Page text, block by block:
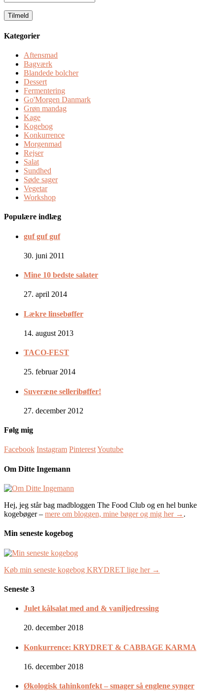
Kategorier
Aftensmad
Bagværk
Blandede bolcher
Dessert
Fermentering
Go'Morgen Danmark
Grøn mandag
Kage
Kogebog
Konkurrence
Morgenmad
Rejser
Salat
Sundhed
Søde sager
Vegetar
Workshop
Populære indlæg
guf guf guf
30. juni 2011
Mine 10 bedste salater
27. april 2014
Lækre linsebøffer
14. august 2013
TACO-FEST
25. februar 2014
Suveræne selleribøffer!
27. december 2012
Følg mig
Facebook Instagram PinterestYoutube
Om Ditte Ingemann
Hej, jeg står bag madbloggen The Food Club og en hel bunke
kogebøger – mere om bloggen, mine bøger og mig her → .
Min seneste kogebog
Køb min seneste kogebog KRYDRET lige her →
Seneste 3
Julet kålsalat med and & vaniljedressing
20. december 2018
Konkurrence: KRYDRET & CABBAGE KARMA
16. december 2018
Økologisk tahinkonfekt – smager så englene synger